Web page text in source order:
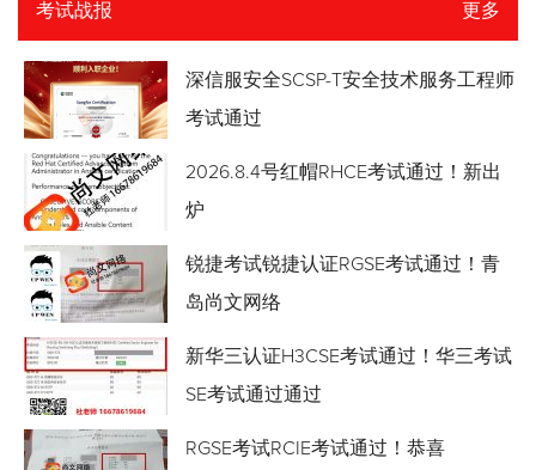
踩坑
考试战报 更多
深信服安全SCSP-T安全技术服务工程师
考试通过
2026.8.4号红帽RHCE考试通过！新出
炉
锐捷考试锐捷认证RGSE考试通过！青
岛尚文网络
新华三认证H3CSE考试通过！华三考试
SE考试通过通过
RGSE考试RCIE考试通过！恭喜